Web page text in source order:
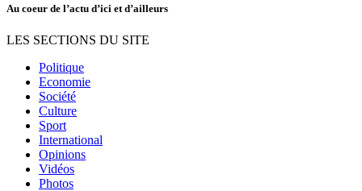
Au coeur de l’actu d’ici et d’ailleurs
LES SECTIONS DU SITE
Politique
Economie
Société
Culture
Sport
International
Opinions
Vidéos
Photos